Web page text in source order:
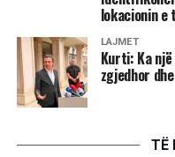
Njoftohet se në polici
tij, Mejdiu.
Po këtë ditë, me të
Ramadan Thaçi.
Në polici janë thirrë
lokacionin e
LAJMET
Kurti: Ka
zgjedhor
TË